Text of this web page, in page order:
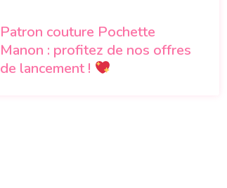
Patron couture Pochette
Manon : profitez de nos offres
de lancement !